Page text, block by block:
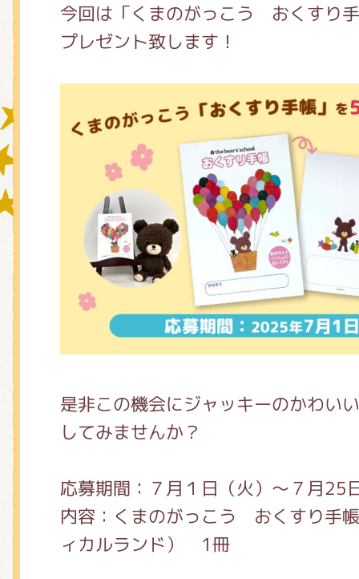
今回は「くまのがっこう おくすり
プレゼント致します！
是非この機会にジャッキーのかわい
してみませんか？
応募期間：７月１日（火）～７月25
内容：くまのがっこう おくすり手
ィカルランド） 1冊
グッズインフォメーション
ミュージカル・コンサート
おたのしみコンテンツ(クイズ・
チア ジャッキーズ！
くまのがっこう しょくいんしつ
くまのがっこう 家庭科部